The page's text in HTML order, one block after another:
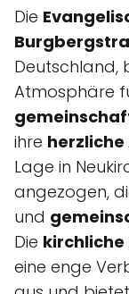
Die
Deutschland,
Atmosphäre
ihre
Lage in
angezogen,
und
Die kirchliche
eine enge